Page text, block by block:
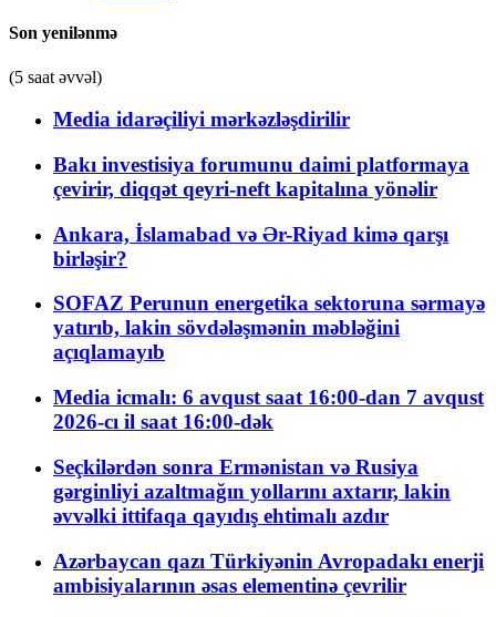
Son yenilənmə
(5 saat əvvəl)
Media idarəçiliyi mərkəzləşdirilir
Bakı investisiya forumunu daimi platformaya
çevirir, diqqət qeyri-neft kapitalına yönəlir
Ankara, İslamabad və Ər-Riyad kimə qarşı
birləşir?
SOFAZ Perunun energetika sektoruna sərmayə
yatırıb, lakin sövdələşmənin məbləğini
açıqlamayıb
Media icmalı: 6 avqust saat 16:00-dan 7 avqust
2026-cı il saat 16:00-dək
Seçkilərdən sonra Ermənistan və Rusiya
gərginliyi azaltmağın yollarını axtarır, lakin
əvvəlki ittifaqa qayıdış ehtimalı azdır
Azərbaycan qazı Türkiyənin Avropadakı enerji
ambisiyalarının əsas elementinə çevrilir